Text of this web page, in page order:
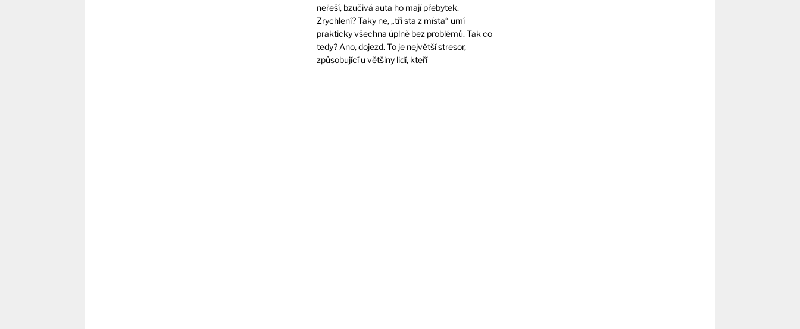
neřeší, bzučivá auta ho mají přebytek.
Zrychlení? Taky ne, „tři sta z místa“ umí
prakticky všechna úplně bez problémů. Tak co
tedy? Ano, dojezd. To je největší stresor,
způsobující u většiny lidí, kteří